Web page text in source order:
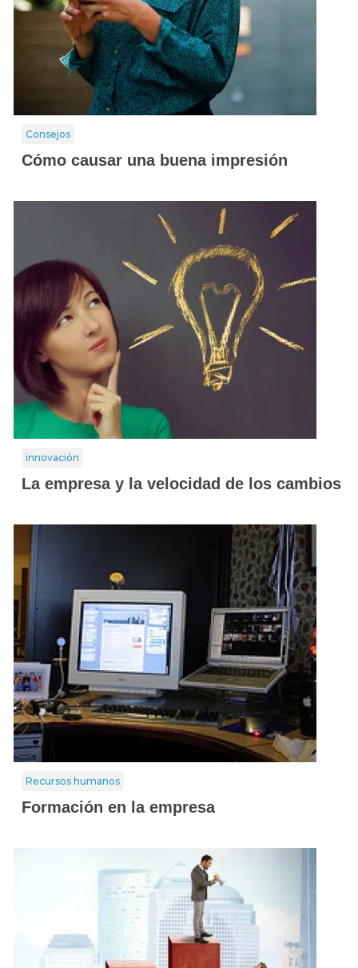
Consejos
Cómo causar una buena impresión
innovación
La empresa y la velocidad de los cambios
Recursos humanos
Formación en la empresa